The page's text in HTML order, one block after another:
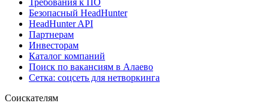
Безопасный HeadHunter
HeadHunter API
Партнерам
Инвесторам
Каталог компаний
Поиск по вакансиям в Алаево
Сетка: соцсеть для нетворкинга
Соискателям